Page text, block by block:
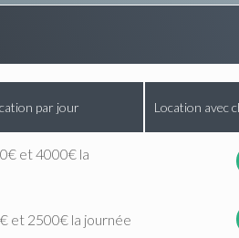
par jour Location avec
et 4000€ la
et 2500€ la journée